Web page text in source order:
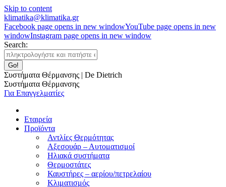
Skip to content
klimatika@klimatika.gr
Facebook page opens in new windowYouTube page opens in new
windowInstagram page opens in new window
Search:
Συστήματα Θέρμανσης | De Dietrich
Συστήματα Θέρμανσης
Για Επαγγελματίες
Εταιρεία
Προϊόντα
Αντλίες Θερμότητας
Αξεσουάρ – Αυτοματισμοί
Ηλιακά συστήματα
Θερμοστάτες
Καυστήρες – αερίου/πετρελαίου
Κλιματισμός